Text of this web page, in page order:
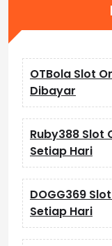
OTBola Slot
Dibayar
Ruby388 Slot
Setiap Hari
DOGG369
Setiap Hari